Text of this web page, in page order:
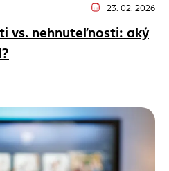
Dátum vydania
23. 02. 2026
vs. nehnuteľnosti: aký